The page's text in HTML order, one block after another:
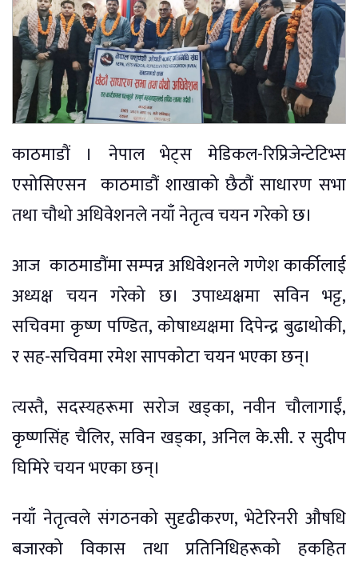
काठमाडौं । नेपाल भेट्स मेडिकल-रिप्रिजेन्टेटिभ्स
एसोसिएसन काठमाडौं शाखाको छैठौं साधारण सभा
तथा चौथो अधिवेशनले नयाँ नेतृत्व चयन गरेको छ।
आज काठमाडौंमा सम्पन्न अधिवेशनले गणेश कार्कीलाई
अध्यक्ष चयन गरेको छ। उपाध्यक्षमा सविन भट्ट,
सचिवमा कृष्ण पण्डित, कोषाध्यक्षमा दिपेन्द्र बुढाथोकी,
र सह-सचिवमा रमेश सापकोटा चयन भएका छन्।
त्यस्तै, सदस्यहरूमा सरोज खड्का, नवीन चौलागाईं,
कृष्णसिंह चैलिर, सविन खड्का, अनिल के.सी. र सुदीप
घिमिरे चयन भएका छन्।
नयाँ नेतृत्वले संगठनको सुदृढीकरण, भेटेरिनरी औषधि
बजारको विकास तथा प्रतिनिधिहरूको हकहित